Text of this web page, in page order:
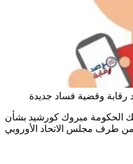
وقضية فساد جديدة
أملاك الدولة في تلك الحكومة مبروك كورشيد بشأن